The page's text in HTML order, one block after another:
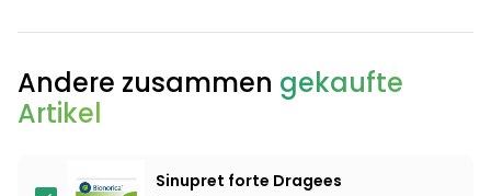
Andere zusammen gekaufte
Artikel
Sinupret forte Dragees